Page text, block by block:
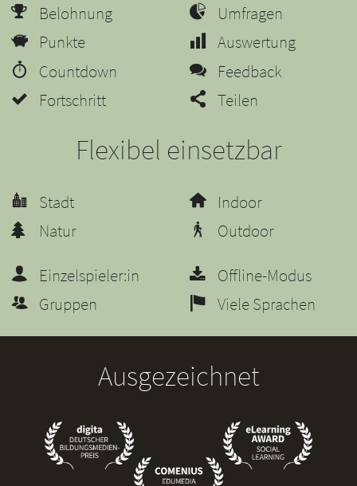
Belohnung
Punkte
Countdown
Fortschritt
Umfragen
Auswertung
Feedback
Teilen
Flexibel einsetzbar
Stadt
Natur
Indoor
Outdoor
Einzelspieler:in
Gruppen
Offline-Modus
Viele Sprachen
Ausgezeichnet